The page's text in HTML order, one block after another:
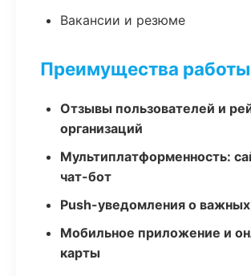
Вакансии и резюме
Преимущества
Отзывы пользователей и
организаций
Мультиплатформенность:
чат-бот
Push-уведомления о
Мобильное приложение и
карты